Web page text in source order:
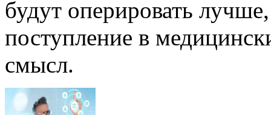
будут оперировать
поступление в
смысл.